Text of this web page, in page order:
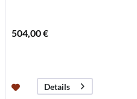
504,00 €
Details